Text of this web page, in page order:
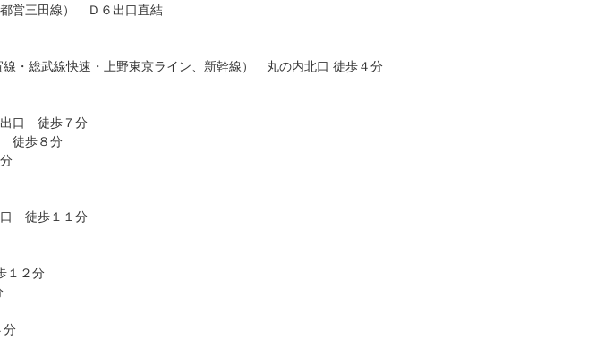
都営三田線） Ｄ６出口直結
東京駅（ＪＲ 山手線・中央線・京浜東北線・東海道本線・横須賀線・総武線快速・上野東京ライン、新幹線） 丸の内北口 徒歩４分
出口 徒歩７分
徒歩８分
口 徒歩１１分
１２分
口 徒歩１４分